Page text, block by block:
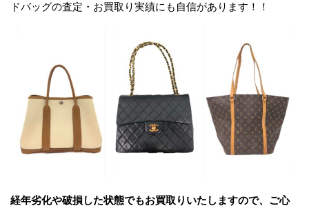
ドバッグの査定・お買取り実績にも自信があります！！
経年劣化や破損した状態でもお買取りいたしますので、ご心